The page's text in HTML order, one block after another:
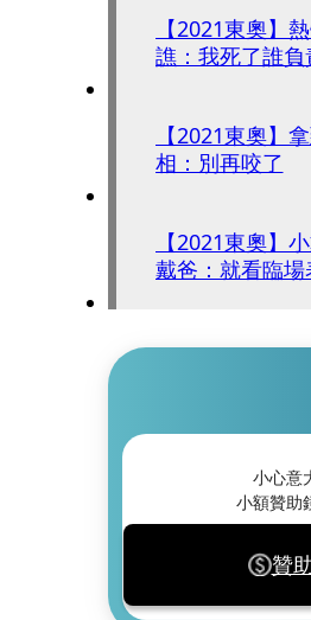
【2021東奧】
譙：我死了誰負
【2021東奧】
相：別再咬了
【2021東奧】
戴爸：就看臨場
小心意
小額贊助
贊